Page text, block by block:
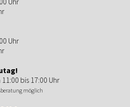
Uhr
bis 17:00 Uhr
möglich